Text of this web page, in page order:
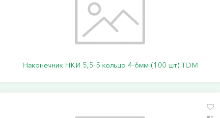
Наконечник НКИ 5,5-5 кольцо 4-6мм (100 шт) TDM